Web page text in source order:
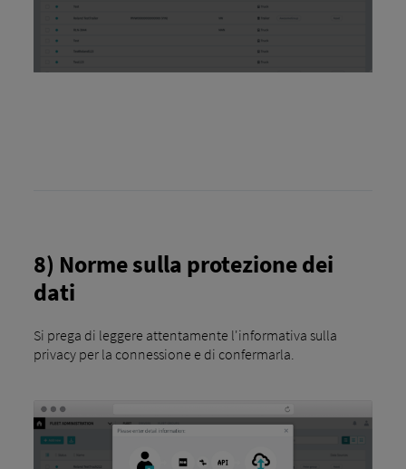
8) Norme sulla protezione dei
dati
Si prega di leggere attentamente l'informativa sulla
privacy per la connessione e di confermarla.